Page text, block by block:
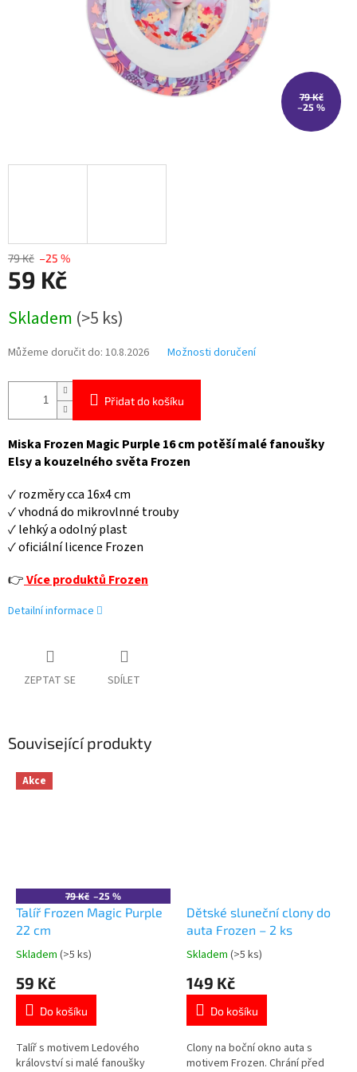
79 Kč
–25 %
79 Kč –25 %
59 Kč
cena:
Skladem (>5 ks)
Můžeme doručit do: 10.8.2026 Možnosti doručení
Přidat do košíku
Miska Frozen Magic Purple 16 cm potěší malé fanoušky
Elsy a kouzelného světa Frozen
✓ rozměry cca 16x4 cm
✓ vhodná do mikrovlnné trouby
✓ lehký a odolný plast
✓ oficiální licence Frozen
👉Více produktů Frozen
Detailní informace
ZEPTAT SE SDÍLET
Související produkty
Akce
79 Kč –25 %
Talíř Frozen Magic Purple
22 cm
Průměrné
produktu
5,0
5
hvězdiček.
Skladem (>5 ks)
59 Kč
Do košíku
Talíř s motivem Ledového
království si malé fanoušky
Dětské sluneční clony do
auta Frozen – 2 ks
Průměrné
produktu
5,0
5
hvězdiček.
Skladem (>5 ks)
149 Kč
Do košíku
Clony na boční okno auta s
motivem Frozen. Chrání před